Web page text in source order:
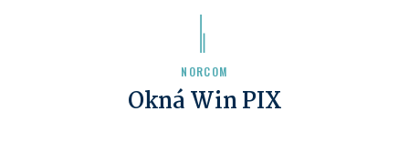
NORCOM
Okná Win PIX